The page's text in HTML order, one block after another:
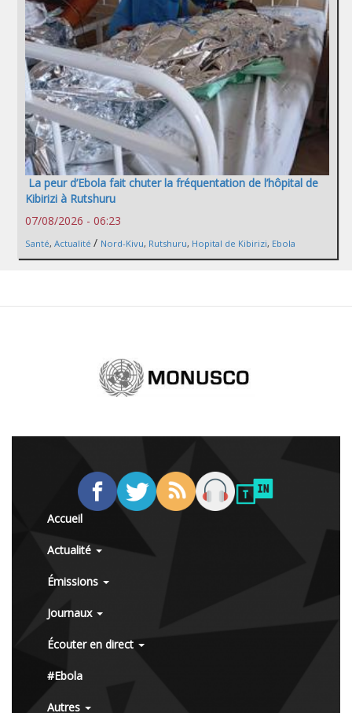
La peur d’Ebola fait chuter la fréquentation de l’hôpital de
Kibirizi à Rutshuru
07/08/2026 - 06:23
Santé, Actualité / Nord-Kivu, Rutshuru, Hopital de Kibirizi, Ebola
Accueil
Actualité
Émissions
Journaux
Écouter en direct
#Ebola
Autres